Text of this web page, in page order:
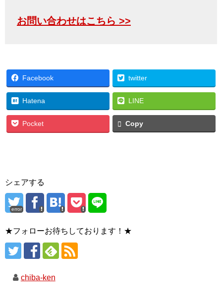
お問い合わせはこちら >>
Facebook twitter
Hatena LINE
Pocket Copy
シェアする
error
★フォローお待ちしております！★
chiba-ken